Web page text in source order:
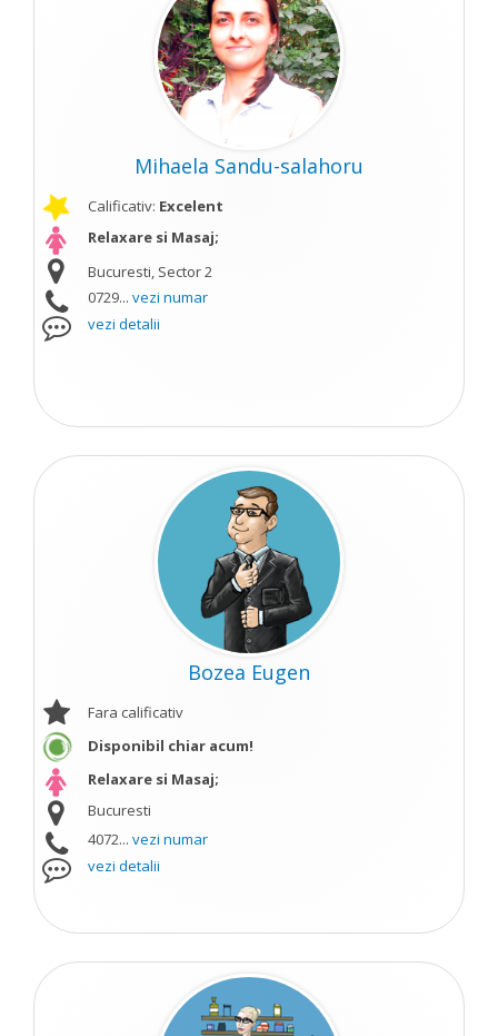
Mihaela Sandu-salahoru
Calificativ: Excelent
Relaxare si Masaj;
Bucuresti, Sector 2
0729... vezi numar
vezi detalii
Bozea Eugen
Fara calificativ
Disponibil chiar acum!
Relaxare si Masaj;
Bucuresti
4072... vezi numar
vezi detalii